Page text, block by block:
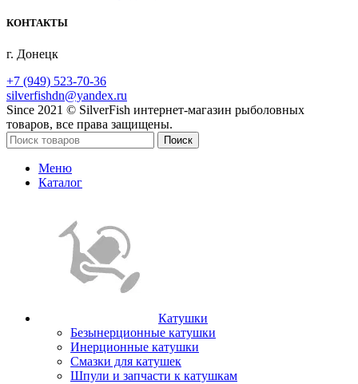
КОНТАКТЫ
г. Донецк
+7 (949) 523-70-36
silverfishdn@yandex.ru
Since 2021 © SilverFish интернет-магазин рыболовных
товаров, все права защищены.
Поиск
Меню
Каталог
Катушки
Безынерционные катушки
Инерционные катушки
Смазки для катушек
Шпули и запчасти к катушкам